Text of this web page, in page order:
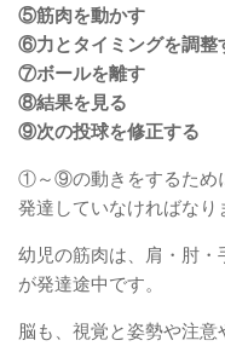
⑤筋肉を動かす
⑥力とタイミングを調整
⑦ボールを離す
⑧結果を見る
⑨次の投球を修正する
①～⑨の動きをするため
発達していなければなり
幼児の筋肉は、肩・肘
が発達途中です。
脳も、視覚と姿勢や注